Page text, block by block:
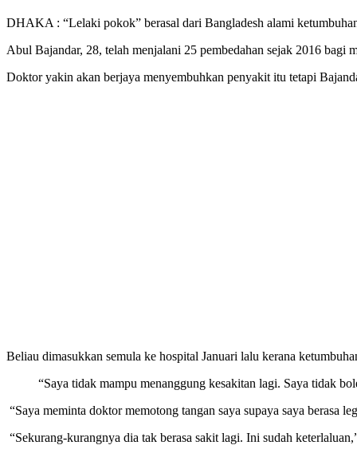
DHAKA : “Lelaki pokok” berasal dari Bangladesh alami
Abul Bajandar, 28, telah menjalani 25 pembedahan sejak 2016 bagi
Doktor yakin akan berjaya menyembuhkan penyakit itu tetapi
Beliau dimasukkan semula ke hospital Januari lalu kerana
“Saya tidak mampu menanggung kesakitan lagi. Saya tidak
“Saya meminta doktor memotong tangan saya supaya saya berasa
“Sekurang-kurangnya dia tak berasa sakit lagi. Ini sudah